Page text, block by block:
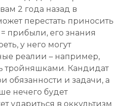
2 года назад в
перестать приносить
прибыли, его знания
у него могут
реалии – например,
тройняшками. Кандидат
обязанности и задачи, а
нечего будет
удариться в оккультизм